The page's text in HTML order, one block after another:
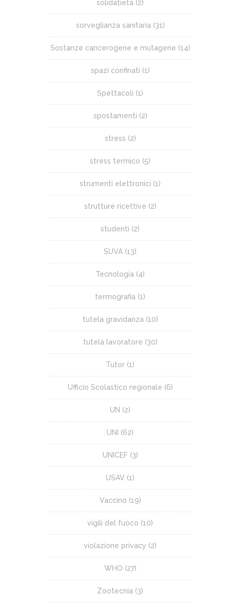
solidatietà (2)
sorveglianza sanitaria (31)
Sostanze cancerogene e mutagene (14)
spazi confinati (1)
Spettacoli (1)
spostamenti (2)
stress (2)
stress termico (5)
strumenti elettronici (1)
strutture ricettive (2)
studenti (2)
SUVA (13)
Tecnologia (4)
termografia (1)
tutela gravidanza (10)
tutela lavoratore (30)
Tutor (1)
Ufficio Scolastico regionale (6)
UN (2)
UNI (62)
UNICEF(3)
USAV (1)
Vaccino (19)
vigili del fuoco (10)
violazione privacy (2)
WHO (27)
Zootecnia (3)